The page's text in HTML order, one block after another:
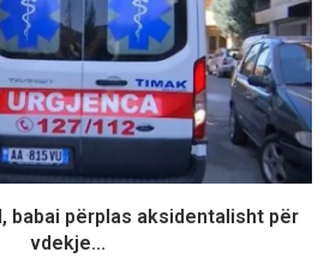
babai përplas aksidentalisht për
vdekje...